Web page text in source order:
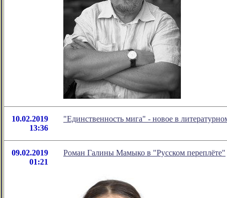
10.02.2019
13:36
"Единственность мига" - новое в
09.02.2019
01:21
Роман Галины Мамыко в "Русском переплёте"